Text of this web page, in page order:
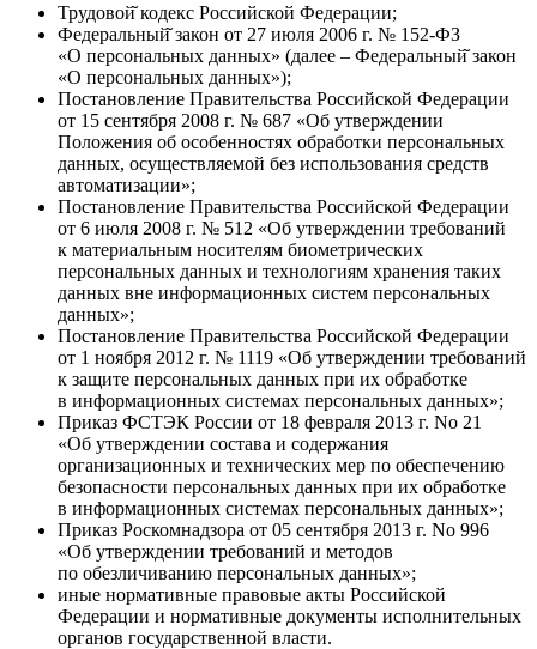
Трудовой̆ кодекс Российской Федерации;
Федеральный̆ закон от 27 июля 2006 г. № 152-ФЗ
«О персональных данных» (далее – Федеральный̆ закон
«О персональных данных»);
Постановление Правительства Российской Федерации
от 15 сентября 2008 г. № 687 «Об утверждении
Положения об особенностях обработки персональных
данных, осуществляемой без использования средств
автоматизации»;
Постановление Правительства Российской Федерации
от 6 июля 2008 г. № 512 «Об утверждении требований
к материальным носителям биометрических
персональных данных и технологиям хранения таких
данных вне информационных систем персональных
данных»;
Постановление Правительства Российской Федерации
от 1 ноября 2012 г. № 1119 «Об утверждении требований
к защите персональных данных при их обработке
в информационных системах персональных данных»;
Приказ ФСТЭК России от 18 февраля 2013 г. No 21
«Об утверждении состава и содержания
организационных и технических мер по обеспечению
безопасности персональных данных при их обработке
в информационных системах персональных данных»;
Приказ Роскомнадзора от 05 сентября 2013 г. No 996
«Об утверждении требований и методов
по обезличиванию персональных данных»;
иные нормативные правовые акты Российской
Федерации и нормативные документы исполнительных
органов государственной власти.